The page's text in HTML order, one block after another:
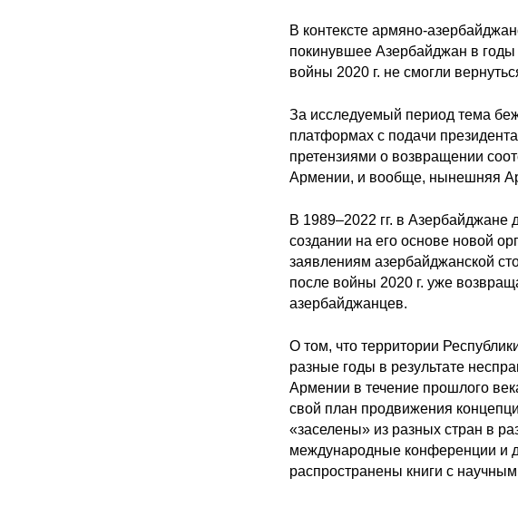
В контексте армяно-
покинувшее Азербайджан в годы
войны 2020 г. не смогли
За исследуемый период тема
платформах с подачи
претензиями о возвращении
Армении, и вообще, нынешняя
В 1989–2022 гг. в
создании на его основе новой
заявлениям азербайджанской
после войны 2020 г. уже
азербайджанцев.
О том, что территории
разные годы в результате
Армении в течение прошлого
свой план продвижения
«заселены» из разных стран в
международные конференции и
распространены книги с